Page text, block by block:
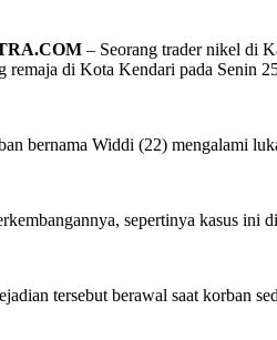
– Seorang trader nikel di
remaja di Kota Kendari pada Senin
bernama Widdi (22) mengalami
sepertinya kasus ini
tersebut berawal saat korban